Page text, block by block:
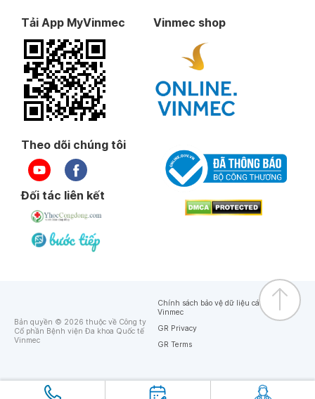
Tải App MyVinmec Vinmec shop
Theo dõi chúng tôi
Đối tác liên kết
Bản quyền © 2026 thuộc về Công ty
Cổ phần Bệnh viện Đa khoa Quốc tế
Vinmec
Chính sách bảo vệ dữ liệu cá nhân của
Vinmec
GR Privacy
GR Terms